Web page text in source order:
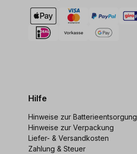
Hilfe
Hinweise zur Batterieentsorgung
Hinweise zur Verpackung
Liefer- & Versandkosten
Zahlung & Steuer